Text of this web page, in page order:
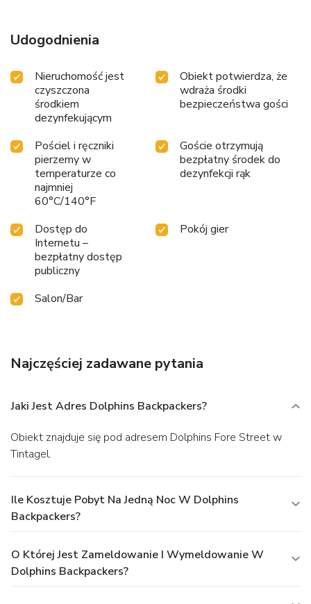
Udogodnienia
Nieruchomość jest
czyszczona
środkiem
dezynfekującym
Obiekt potwierdza, że
wdraża środki
bezpieczeństwa gości
Pościel i ręczniki
pierzemy w
temperaturze co
najmniej
60°C/140°F
Goście otrzymują
bezpłatny środek do
dezynfekcji rąk
Dostęp do
Internetu –
bezpłatny dostęp
publiczny
Pokój gier
Salon/Bar
Najczęściej zadawane pytania
Jaki Jest Adres Dolphins Backpackers?
Obiekt znajduje się pod adresem Dolphins Fore Street w
Tintagel.
Ile Kosztuje Pobyt Na Jedną Noc W Dolphins
Backpackers?
O Której Jest Zameldowanie I Wymeldowanie W
Dolphins Backpackers?